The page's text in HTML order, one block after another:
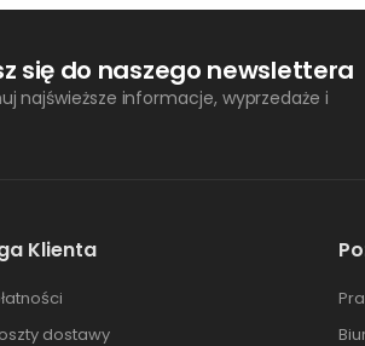
się do naszego newslettera
najświeższe informacje, wyprzedaże i
Klienta
dostawy